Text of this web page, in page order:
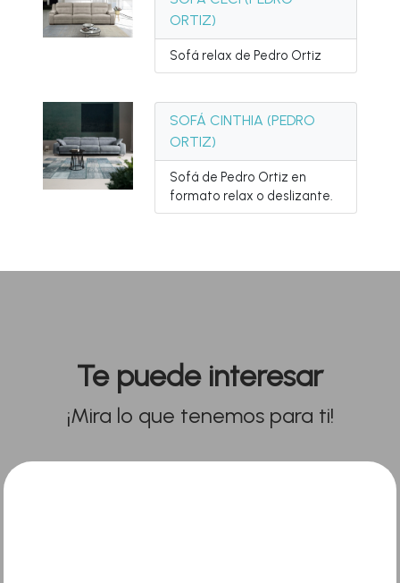
ORTIZ)
Sofá relax de Pedro Ortiz
SOFÁ CINTHIA (PEDRO
ORTIZ)
Sofá de Pedro Ortiz en
formato relax o deslizante.
Te puede interesar
¡Mira lo que tenemos para ti!